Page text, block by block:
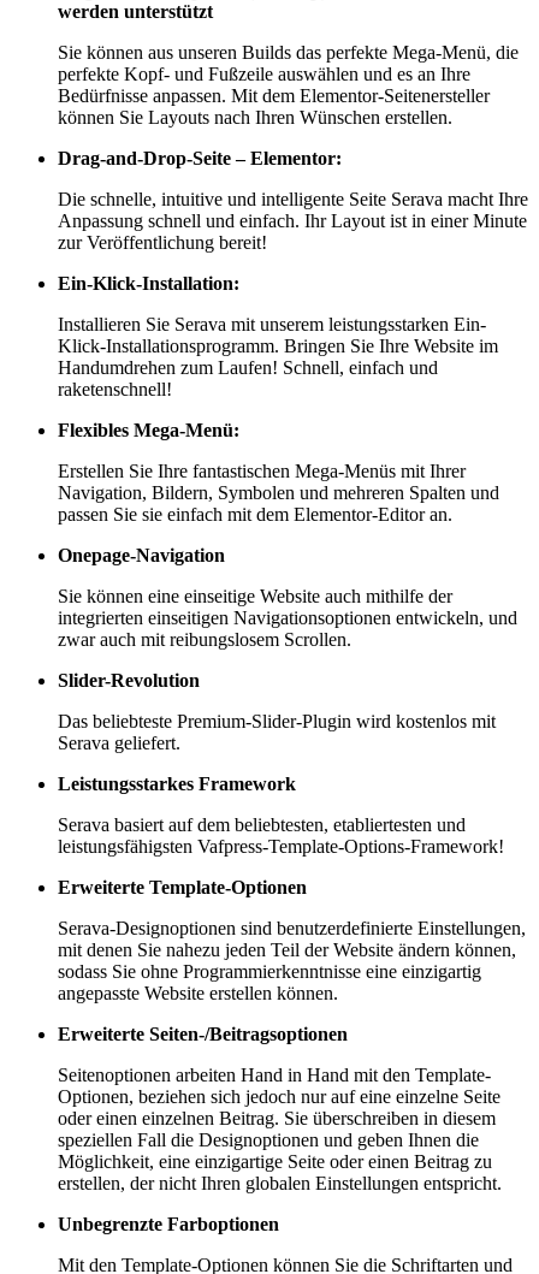
werden unterstützt
Sie können aus unseren Builds das perfekte Mega-Menü, die
perfekte Kopf- und Fußzeile auswählen und es an Ihre
Bedürfnisse anpassen. Mit dem Elementor-Seitenersteller
können Sie Layouts nach Ihren Wünschen erstellen.
Drag-and-Drop-Seite – Elementor:
Die schnelle, intuitive und intelligente Seite Serava macht Ihre
Anpassung schnell und einfach. Ihr Layout ist in einer Minute
zur Veröffentlichung bereit!
Ein-Klick-Installation:
Installieren Sie Serava mit unserem leistungsstarken Ein-
Klick-Installationsprogramm. Bringen Sie Ihre Website im
Handumdrehen zum Laufen! Schnell, einfach und
raketenschnell!
Flexibles Mega-Menü:
Erstellen Sie Ihre fantastischen Mega-Menüs mit Ihrer
Navigation, Bildern, Symbolen und mehreren Spalten und
passen Sie sie einfach mit dem Elementor-Editor an.
Onepage-Navigation
Sie können eine einseitige Website auch mithilfe der
integrierten einseitigen Navigationsoptionen entwickeln, und
zwar auch mit reibungslosem Scrollen.
Slider-Revolution
Das beliebteste Premium-Slider-Plugin wird kostenlos mit
Serava geliefert.
Leistungsstarkes Framework
Serava basiert auf dem beliebtesten, etabliertesten und
leistungsfähigsten Vafpress-Template-Options-Framework!
Erweiterte Template-Optionen
Serava-Designoptionen sind benutzerdefinierte Einstellungen,
mit denen Sie nahezu jeden Teil der Website ändern können,
sodass Sie ohne Programmierkenntnisse eine einzigartig
angepasste Website erstellen können.
Erweiterte Seiten-/Beitragsoptionen
Seitenoptionen arbeiten Hand in Hand mit den Template-
Optionen, beziehen sich jedoch nur auf eine einzelne Seite
oder einen einzelnen Beitrag. Sie überschreiben in diesem
speziellen Fall die Designoptionen und geben Ihnen die
Möglichkeit, eine einzigartige Seite oder einen Beitrag zu
erstellen, der nicht Ihren globalen Einstellungen entspricht.
Unbegrenzte Farboptionen
Mit den Template-Optionen können Sie die Schriftarten und